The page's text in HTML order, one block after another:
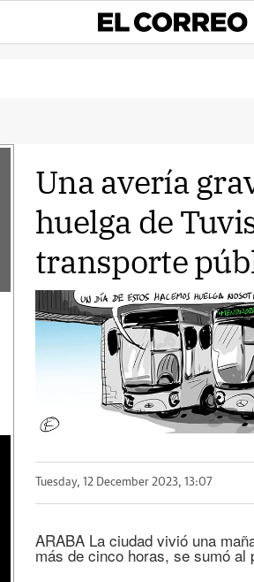
Una avería
huelga de
transporte
Tuesday, 12 December 2023, 13:07
ARABA La ciudad vivió una
más de cinco horas, se sumó al